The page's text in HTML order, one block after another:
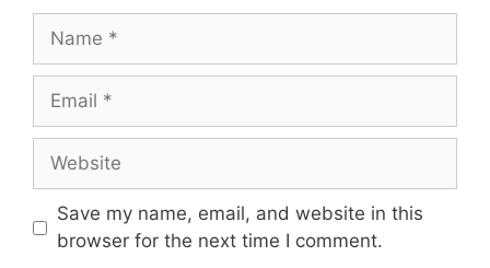
Name
Email
Website
Save my name, email, and website in this
browser for the next time I comment.